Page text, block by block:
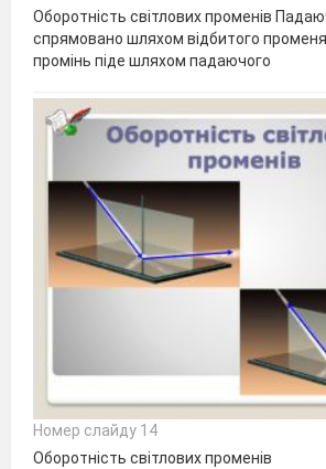
Оборотність світлових променів
спрямовано шляхом відбитого
промінь піде шляхом падаючого
Номер слайду 14
Оборотність світлових променів